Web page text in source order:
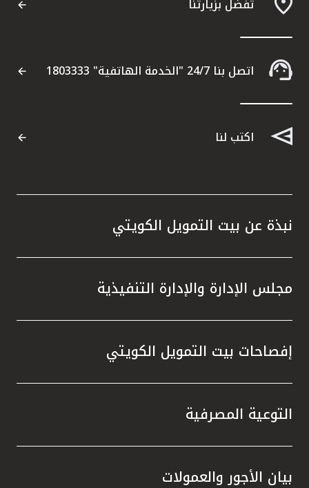
تفضل بزيارتنا
اتصل بنا 24/7 "الخدمة الهاتفية" 1803333
اكتب لنا
نبذة عن بيت التمويل الكويتي
مجلس الإدارة والإدارة التنفيذية
إفصاحات بيت التمويل الكويتي
التوعية المصرفية
بيان الأجور والعمولات